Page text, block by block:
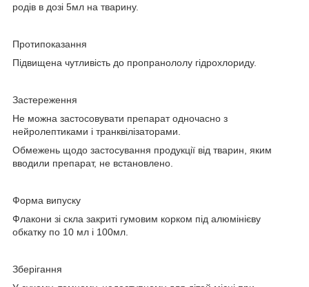
родів в дозі 5мл на тварину.
Протипоказання
Підвищена чутливість до пропранололу гідрохлориду.
Застереження
Не можна застосовувати препарат одночасно з
нейролептиками і транквілізаторами.
Обмежень щодо застосування продукції від тварин, яким
вводили препарат, не встановлено.
Форма випуску
Флакони зі скла закриті гумовим корком під алюмінієву
обкатку по 10 мл і 100мл.
Зберігання